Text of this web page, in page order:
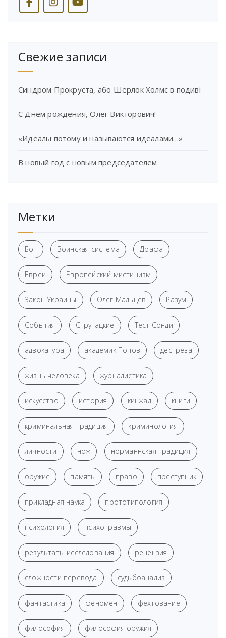
Свежие записи
Синдром Прокруста, або Шерлок Холмс в подиві
С Днем рождения, Олег Викторович!
«Идеалы потому и называются идеалами…»
В новый год с новым председателем
Метки
Бог Воинская система Драфа
Евреи Европейский мистицизм
Закон Украины Олег Мальцев Разум
События Стругацкие Тест Сонди
адвокатура академик Попов дестреза
жизнь человека журналистика
искусство история кинжал книги
криминальная традиция криминология
личности нож норманнская традиция
оружие память право преступник
прикладная наука прототипология
психология психотравмы
результаты исследования рецензия
сложности перевода судьбоанализ
фантастика феномен фехтование
философия философия оружия